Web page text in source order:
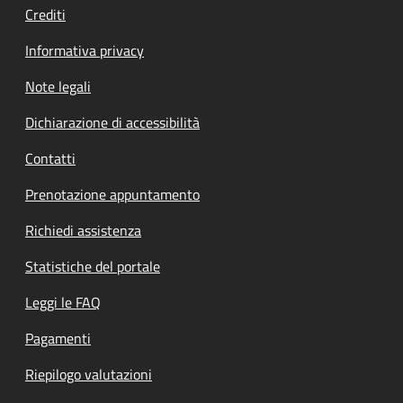
Crediti
Informativa privacy
Note legali
Dichiarazione di accessibilità
Contatti
Prenotazione appuntamento
Richiedi assistenza
Statistiche del portale
Leggi le FAQ
Pagamenti
Riepilogo valutazioni